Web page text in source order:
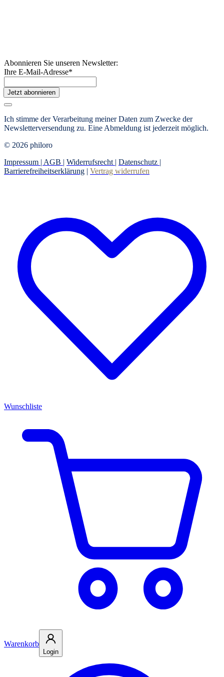
Abonnieren Sie unseren Newsletter:
Ihre E-Mail-Adresse*
Jetzt abonnieren
Ich stimme der Verarbeitung meiner Daten zum Zwecke der
Newsletterversendung zu. Eine Abmeldung ist jederzeit möglich.
© 2026 philoro
Impressum | AGB | Widerrufsrecht | Datenschutz |
Barrierefreiheitserklärung | Vertrag widerrufen
Wunschliste
Warenkorb
Login